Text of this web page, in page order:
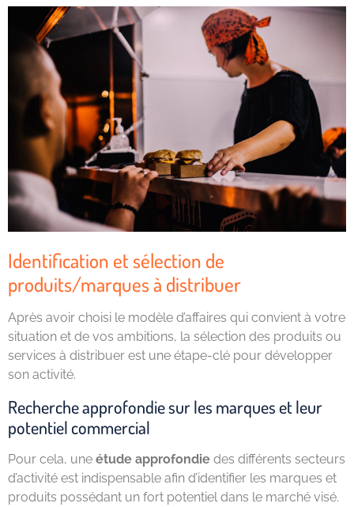
Identification et sélection de
produits/marques à distribuer
Après avoir choisi le modèle d’affaires qui convient à votre
situation et de vos ambitions, la sélection des produits ou
services à distribuer est une étape-clé pour développer
son activité.
Recherche approfondie sur les marques et leur
potentiel commercial
Pour cela, une étude approfondie des différents secteurs
d’activité est indispensable afin d’identifier les marques et
produits possédant un fort potentiel dans le marché visé.